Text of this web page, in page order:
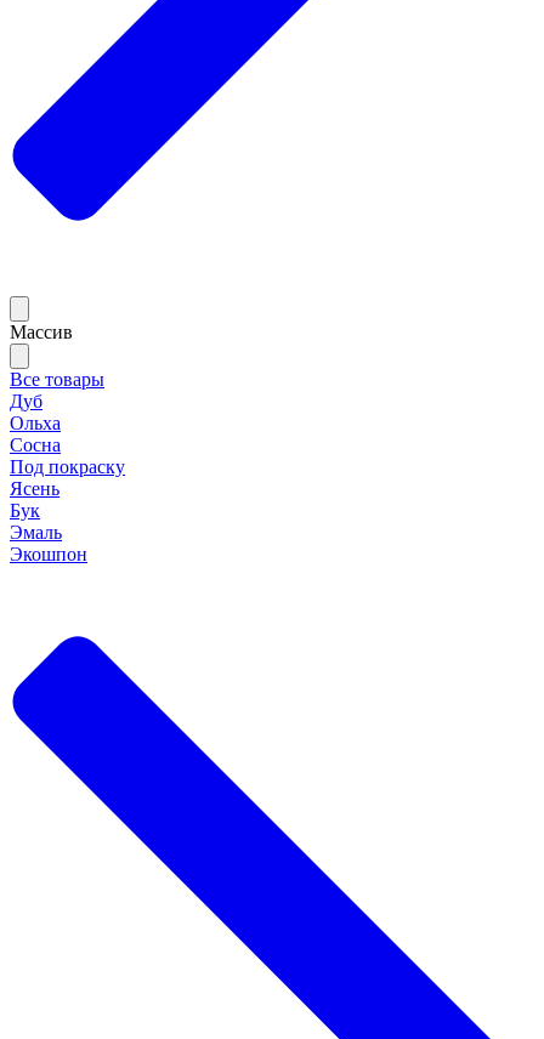
Массив
Все товары
Дуб
Ольха
Сосна
Под покраску
Ясень
Бук
Эмаль
Экошпон